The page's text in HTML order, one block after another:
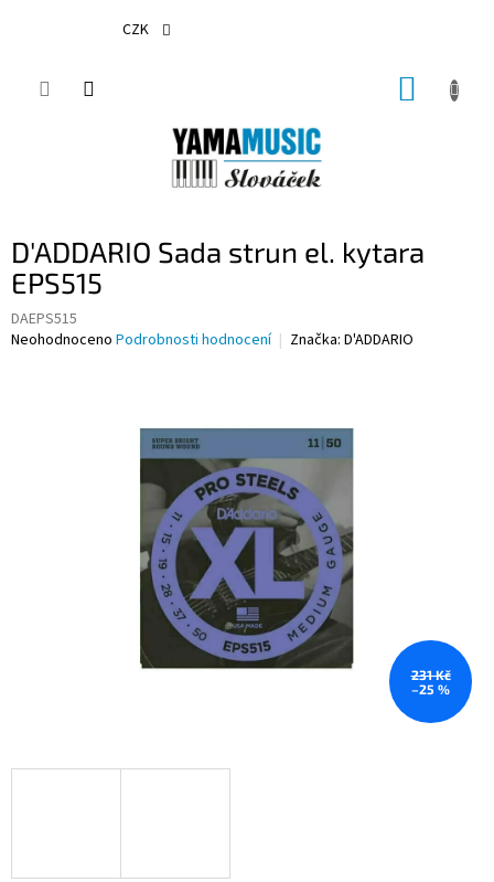
CZK
D'ADDARIO Sada strun el. kytara
EPS515
DAEPS515
Průměrné
Neohodnoceno Podrobnosti hodnocení Značka: D'ADDARIO
231 Kč
–25 %